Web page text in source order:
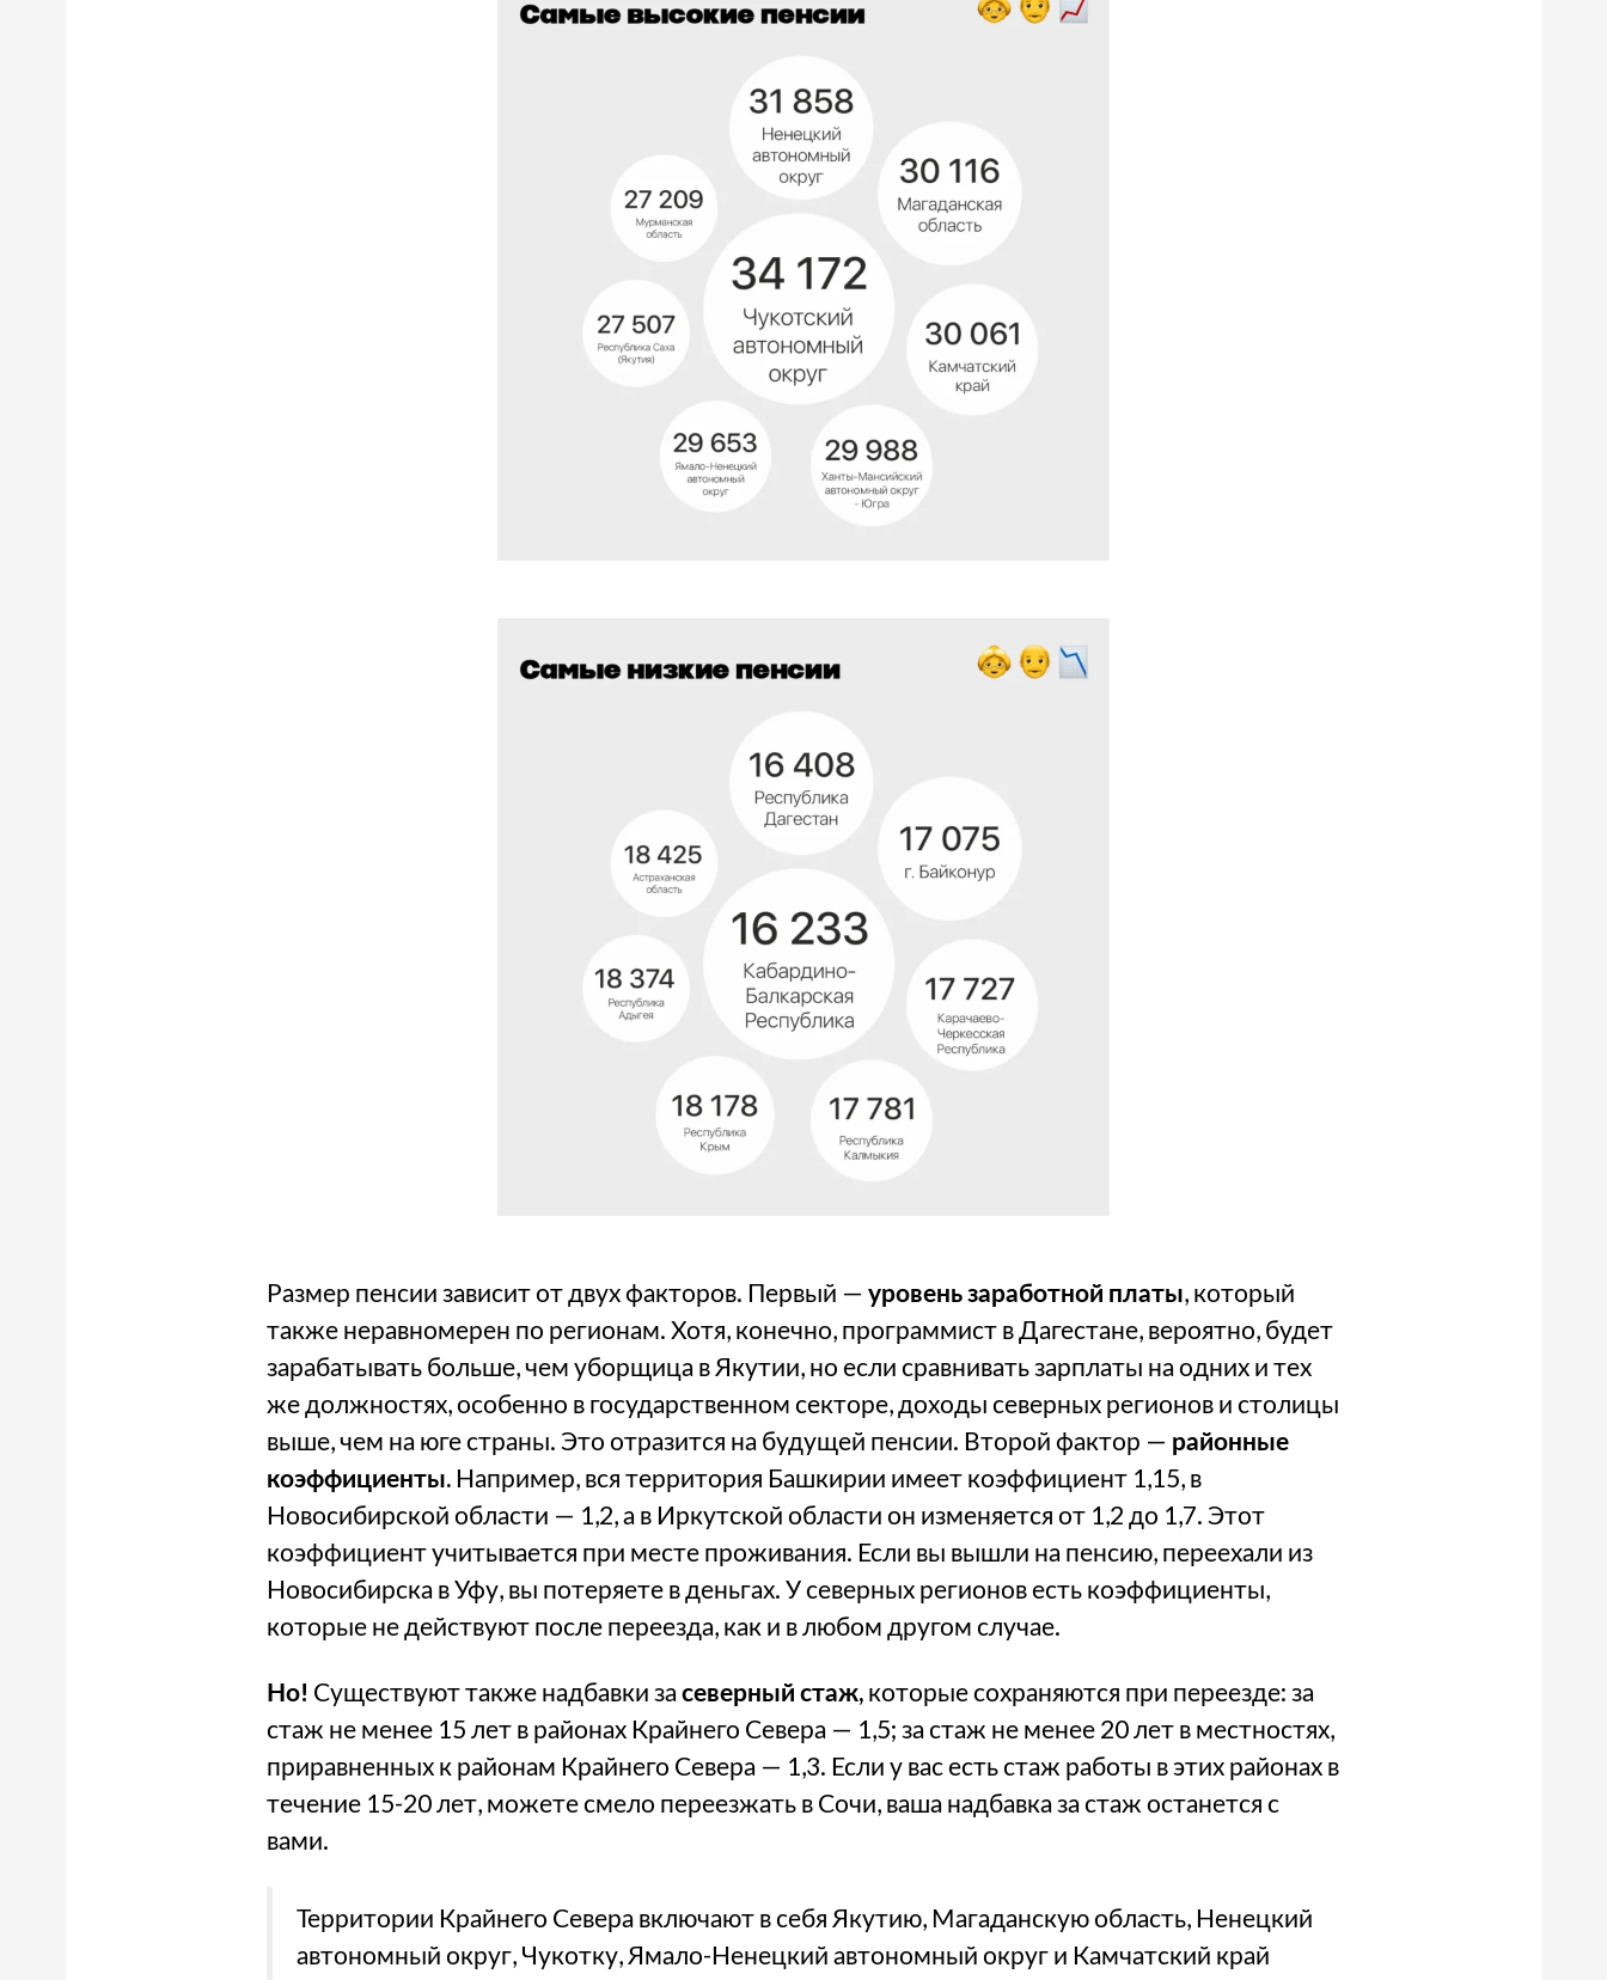
Размер пенсии зависит от двух факторов. Первый — уровень заработной платы, который
также неравномерен по регионам. Хотя, конечно, программист в Дагестане, вероятно, будет
зарабатывать больше, чем уборщица в Якутии, но если сравнивать зарплаты на одних и тех
же должностях, особенно в государственном секторе, доходы северных регионов и столицы
выше, чем на юге страны. Это отразится на будущей пенсии. Второй фактор — районные
коэффициенты. Например, вся территория Башкирии имеет коэффициент 1,15, в
Новосибирской области — 1,2, а в Иркутской области он изменяется от 1,2 до 1,7. Этот
коэффициент учитывается при месте проживания. Если вы вышли на пенсию, переехали из
Новосибирска в Уфу, вы потеряете в деньгах. У северных регионов есть коэффициенты,
которые не действуют после переезда, как и в любом другом случае.
Но! Существуют также надбавки за северный стаж, которые сохраняются при переезде: за
стаж не менее 15 лет в районах Крайнего Севера — 1,5; за стаж не менее 20 лет в местностях,
приравненных к районам Крайнего Севера — 1,3. Если у вас есть стаж работы в этих районах в
течение 15-20 лет, можете смело переезжать в Сочи, ваша надбавка за стаж останется с
вами.
Территории Крайнего Севера включают в себя Якутию, Магаданскую область, Ненецкий
автономный округ, Чукотку, Ямало-Ненецкий автономный округ и Камчатский край